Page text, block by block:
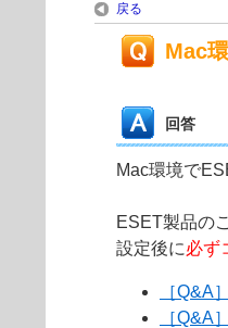
戻る
Mac
回答
Mac環境で
ESET製品の
設定後に必ず
［Q&A
［Q&A